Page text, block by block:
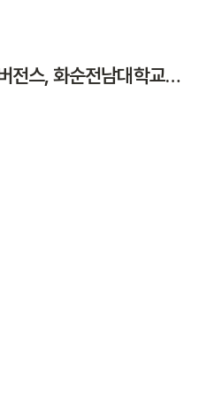
그래디언트 바이오컨버전스, 화순전남대학교병원과 항암제 반응 예측 나서